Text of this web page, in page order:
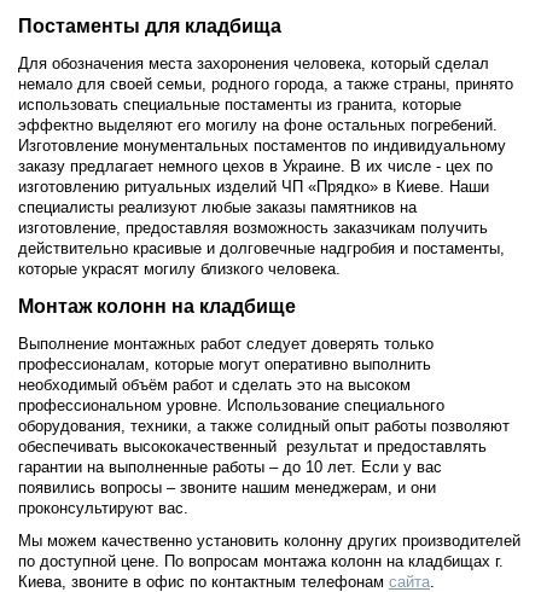
Постаменты для кладбища
Для обозначения места захоронения человека, который сделал
немало для своей семьи, родного города, а также страны, принято
использовать специальные постаменты из гранита, которые
эффектно выделяют его могилу на фоне остальных погребений.
Изготовление монументальных постаментов по индивидуальному
заказу предлагает немного цехов в Украине. В их числе - цех по
изготовлению ритуальных изделий ЧП «Прядко» в Киеве. Наши
специалисты реализуют любые заказы памятников на
изготовление, предоставляя возможность заказчикам получить
действительно красивые и долговечные надгробия и постаменты,
которые украсят могилу близкого человека.
Монтаж колонн на кладбище
Выполнение монтажных работ следует доверять только
профессионалам, которые могут оперативно выполнить
необходимый объём работ и сделать это на высоком
профессиональном уровне. Использование специального
оборудования, техники, а также солидный опыт работы позволяют
обеспечивать высококачественный результат и предоставлять
гарантии на выполненные работы – до 10 лет. Если у вас
появились вопросы – звоните нашим менеджерам, и они
проконсультируют вас.
Мы можем качественно установить колонну других производителей
по доступной цене. По вопросам монтажа колонн на кладбищах г.
Киева, звоните в офис по контактным телефонам сайта